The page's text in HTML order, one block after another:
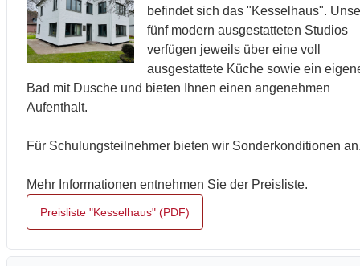
befindet sich das "Kesselhaus".
fünf modern ausgestatteten Studios
verfügen jeweils über eine voll
ausgestattete Küche sowie ein
Bad mit Dusche und bieten Ihnen einen angenehmen
Aufenthalt.
Für Schulungsteilnehmer bieten wir Sonderkonditionen
Mehr Informationen entnehmen Sie der Preisliste.
Preisliste "Kesselhaus" (PDF)